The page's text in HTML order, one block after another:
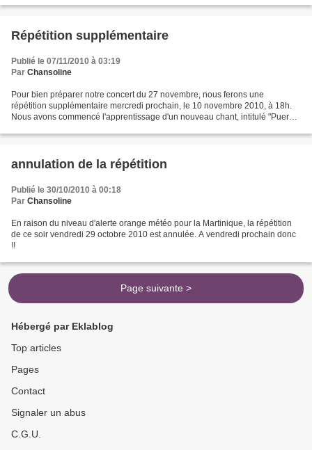
Répétition supplémentaire
Publié le 07/11/2010 à 03:19
Par Chansoline
Pour bien préparer notre concert du 27 novembre, nous ferons une
répétition supplémentaire mercredi prochain, le 10 novembre 2010, à 18h.
Nous avons commencé l'apprentissage d'un nouveau chant, intitulé "Puer
annulation de la répétition
Publié le 30/10/2010 à 00:18
Par Chansoline
En raison du niveau d'alerte orange météo pour la Martinique, la répétition
de ce soir vendredi 29 octobre 2010 est annulée. A vendredi prochain donc
!!
Page suivante >
Hébergé par Eklablog
Top articles
Pages
Contact
Signaler un abus
C.G.U.